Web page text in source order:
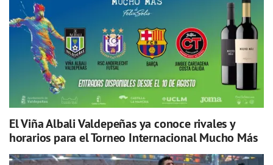
El Viña Albali Valdepeñas ya conoce rivales y
horarios para el Torneo Internacional Mucho Más